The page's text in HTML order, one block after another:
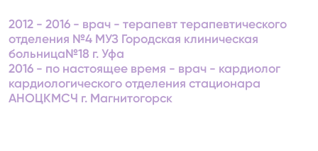
2012 - 2016 - врач - терапевт терапевтического
отделения №4 МУЗ Городская клиническая
больница№18 г. Уфа
2016 - по настоящее время - врач - кардиолог
кардиологического отделения стационара
АНОЦКМСЧ г. Магнитогорск